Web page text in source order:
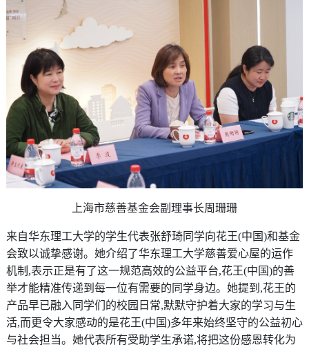
上海市慈善基金会副理事长周珊珊
来自华东理工大学的学生代表张舒琦同学向花王(中国)和基金
会致以诚挚感谢。她介绍了华东理工大学慈善爱心屋的运作
机制,表示正是有了这一规范高效的公益平台,花王(中国)的善
举才能精准传递到每一位有需要的同学身边。她提到,花王的
产品早已融入同学们的校园日常,默默守护着大家的学习与生
活,而更令大家感动的是花王(中国)多年来始终坚守的公益初心
与社会担当。她代表所有受助学生承诺,将把这份感恩转化为